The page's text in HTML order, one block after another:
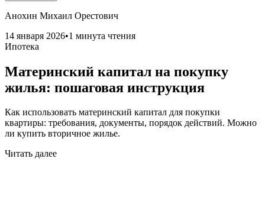
Анохин Михаил Орестович
14 января 2026•1 минута чтения
Ипотека
Материнский капитал на покупку
жилья: пошаговая инструкция
Как использовать материнский капитал для покупки
квартиры: требования, документы, порядок действий. Можно
ли купить вторичное жилье.
Читать далее